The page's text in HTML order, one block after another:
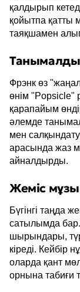
қалдырып
қойытпа қатты
таяқшамен
Фрэнк өз
өнім "Popsicle"
қарапайым
әлемде
мен
арасында жаз
айналдырды.
Жеміс
Бүгінгі таңда
сатылымда
шырындары,
кіреді. Кейбір
оларда қант
орнына табиғи